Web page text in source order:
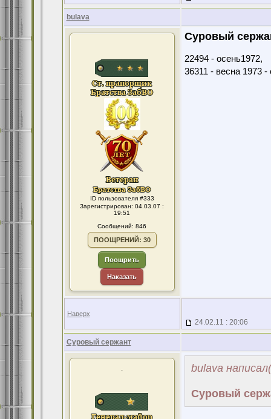
bulava
ID пользователя #333
Зарегистрирован: 04.03.07 :
19:51
Сообщений: 846
ПООЩРЕНИЙ: 30
Поощрить
Наказать
Суровый
22494 - осень1972,
36311 - весна 1973 -
Наверх
24.02.11 : 20:06
Суровый сержант
. bulava
Суровый